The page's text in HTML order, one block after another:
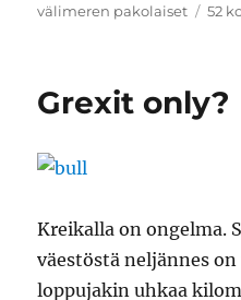
välimeren pakolaiset
52
Grexit only?
Kreikalla on ongelma.
väestöstä neljännes
loppujakin uhkaa